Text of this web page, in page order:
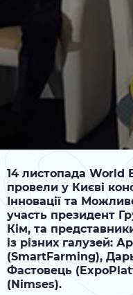
14 листопада World
провели у Києві
Інновації та
участь президент
Кім, та
із різних галузей:
(SmartFarming),
Фастовець
(Nimses).